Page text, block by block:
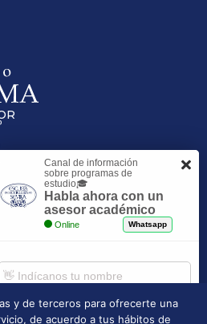
y de terceros para ofrecerte una
de acuerdo a tus hábitos de
Canal de información
sobre programas de
estudio🎓
Habla ahora con un
asesor académico
Online Whatsapp